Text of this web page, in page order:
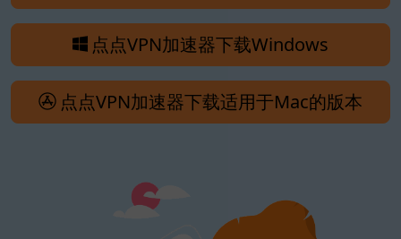
点点VPN加速器下载Windows
点点VPN加速器下载适用于Mac的版本